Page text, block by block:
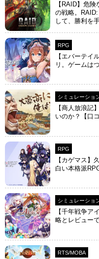
【RAID】危
の戦略。
して、勝利を
RPG
【エバーテイ
リ。ゲームは
シミュレーショ
【商人放浪‪記
いのか？【口コ
RPG
【カゲマス】
白い本格派
シミュレーショ
【千年戦争ア
略とレビュー
RTS/MOBA